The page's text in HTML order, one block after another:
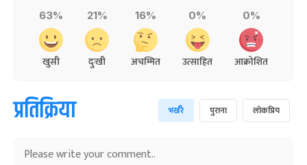
63%
खुसी
21%
दुःखी
16%
अचम्मित
0%
उत्साहित
0%
आक्रोशित
प्रतिक्रिया भर्खरै पुराना लोकप्रिय